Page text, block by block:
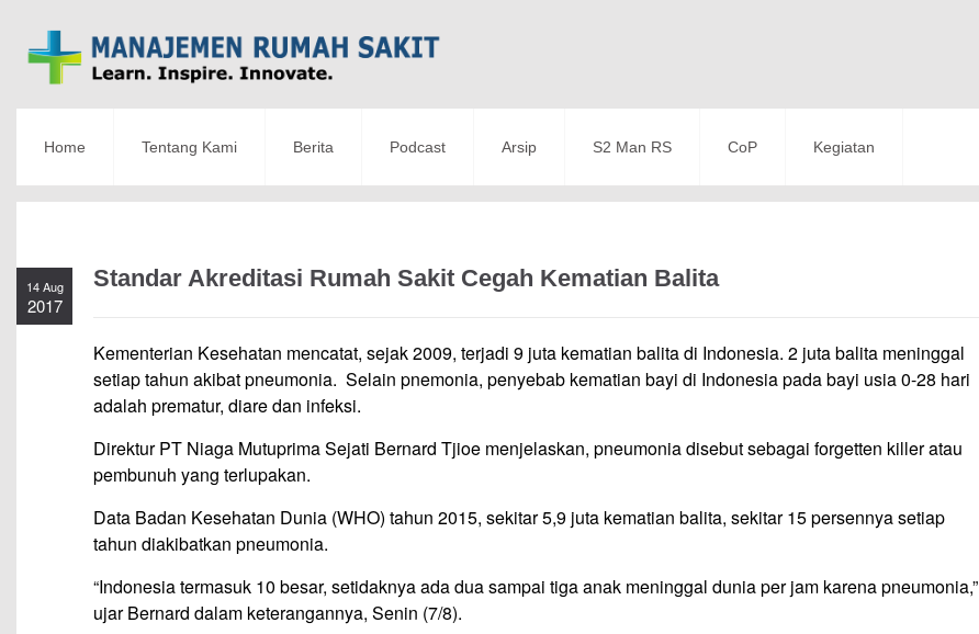
Home Tentang Kami Berita Podcast Arsip S2 Man RS CoP Kegiatan
14 Aug
2017
Standar Akreditasi Rumah Sakit Cegah Kematian Balita
Kementerian Kesehatan mencatat, sejak 2009, terjadi 9 juta kematian balita di Indonesia. 2 juta balita meninggal
setiap tahun akibat pneumonia. Selain pnemonia, penyebab kematian bayi di Indonesia pada bayi usia 0-28 hari
adalah prematur, diare dan infeksi.
Direktur PT Niaga Mutuprima Sejati Bernard Tjioe menjelaskan, pneumonia disebut sebagai forgetten killer atau
pembunuh yang terlupakan.
Data Badan Kesehatan Dunia (WHO) tahun 2015, sekitar 5,9 juta kematian balita, sekitar 15 persennya setiap
tahun diakibatkan pneumonia.
“Indonesia termasuk 10 besar, setidaknya ada dua sampai tiga anak meninggal dunia per jam karena pneumonia,”
ujar Bernard dalam keterangannya, Senin (7/8).